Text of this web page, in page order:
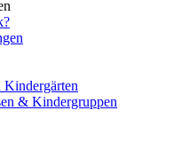
Kindergärten
& Kindergruppen